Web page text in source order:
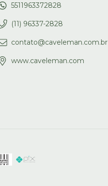
5511963372828
(11) 96337-2828
contato@caveleman.com.br
www.caveleman.com